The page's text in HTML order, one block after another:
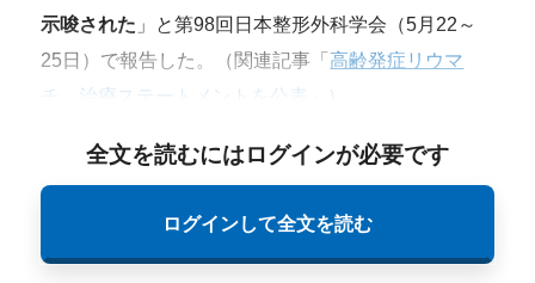
示唆された 」と第98回日本整形外科学会（5月22～
25日）で報告した。（関連記事「高齢発症リウマ
チ、治療ステートメントを公表
全文を読むにはログインが必要です
ログインして全文を読む